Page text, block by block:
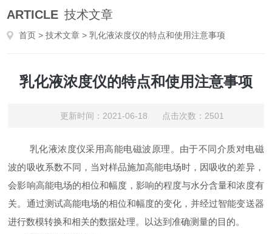
ARTICLE 技术文章
首页 >技术文章 > 乳化液浓度仪的特点和使用注意事项
乳化液浓度仪的特点和使用注意事项
更新时间：2021-06-18 点击次数：2501
乳化液浓度仪采用高能电磁波原理。由于不同介质对电磁
波的吸收系数不同，当对样品施加高能电场时，因吸收的差异，
会影响高能电场的相位和幅度，影响的程度与水分含量和浓度有
关。通过测试高能电场的相位和幅度的变化，并经过智能变送器
进行数模转换和相关的数据处理。以达到准确测量的目的。